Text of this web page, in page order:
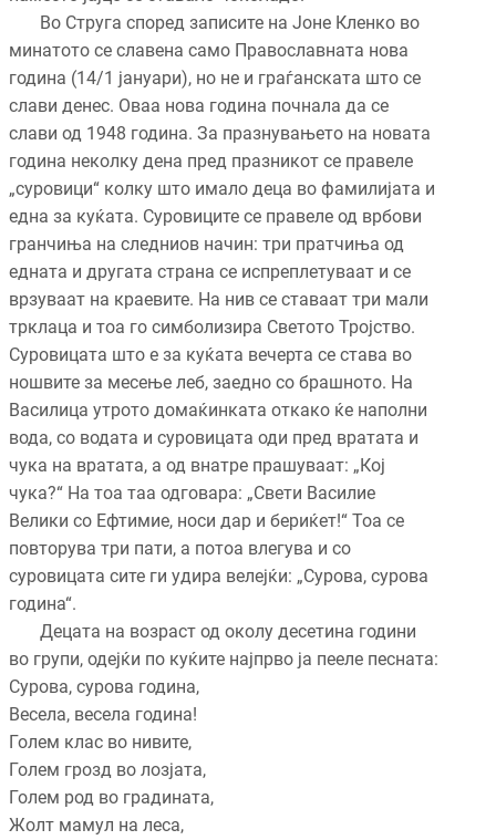
Во Струга според записите на Јоне Кленко во
минатото се славена само Православната нова
година (14/1 јануари), но не и граѓанската што се
слави денес. Оваа нова година почнала да се
слави од 1948 година. За празнувањето на новата
година неколку дена пред празникот се правеле
„суровици“ колку што имало деца во фамилијата и
една за куќата. Суровиците се правеле од врбови
гранчиња на следниов начин: три пратчиња од
едната и другата страна се испреплетуваат и се
врзуваат на краевите. На нив се ставаат три мали
трклаца и тоа го симболизира Светото Тројство.
Суровицата што е за куќата вечерта се става во
ношвите за месење леб, заедно со брашното. На
Василица утрото домаќинката откако ќе наполни
вода, со водата и суровицата оди пред вратата и
чука на вратата, а од внатре прашуваат: „Кој
чука?“ На тоа таа одговара: „Свети Василие
Велики со Ефтимие, носи дар и бериќет!“ Тоа се
повторува три пати, а потоа влегува и со
суровицата сите ги удира велејќи: „Сурова, сурова
година“.
Децата на возраст од околу десетина години
во групи, одејќи по куќите најпрво ја пееле песната:
Сурова, сурова година,
Весела, весела година!
Голем клас во нивите,
Голем грозд во лозјата,
Голем род во градината,
Жолт мамул на леса,